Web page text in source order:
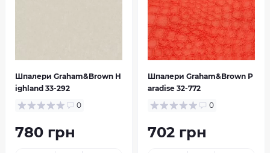
Шпалери Graham&Brown H
ighland 33-292
0
780 грн
Шпалери Graham&Brown P
aradise 32-772
0
702 грн